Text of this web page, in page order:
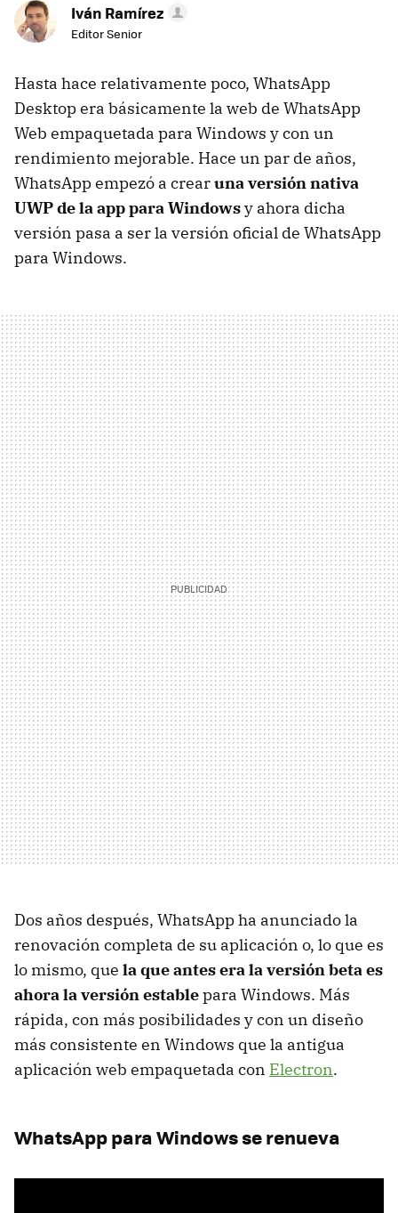
Iván Ramírez
Editor Senior
Hasta hace relativamente poco, WhatsApp
Desktop era básicamente la web de WhatsApp
Web empaquetada para Windows y con un
rendimiento mejorable. Hace un par de años,
WhatsApp empezó a crearuna versión nativa
UWP de la app para Windowsy ahora dicha
versión pasa a ser la versión oficial de WhatsApp
para Windows.
Dos años después, WhatsApp ha anunciado la
renovación completa de su aplicación o, lo que es
lo mismo, que la que antes era la versión beta es
ahora la versión establepara Windows. Más
rápida, con más posibilidades y con un diseño
más consistente en Windows que la antigua
aplicación web empaquetada con Electron.
WhatsApp para Windows se renueva